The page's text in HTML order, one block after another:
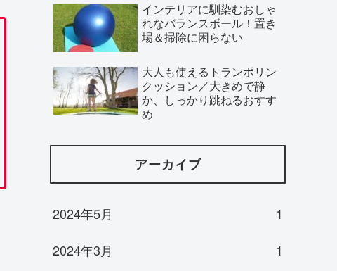
インテリアに馴染むおしゃ
れなバランスボール！置き
場＆掃除に困らない
大人も使えるトランポリン
クッション／大きめで静
か、しっかり跳ねるおすす
め
アーカイブ
2024年5月
1
2024年3月
1